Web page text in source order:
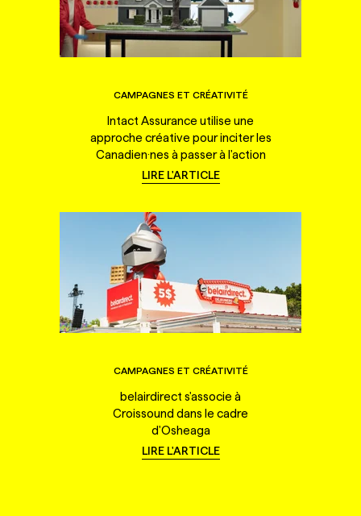
CAMPAGNES ET CRÉATIVITÉ
Intact Assurance utilise une
approche créative pour inciter les
Canadien·nes à passer à l'action
LIRE L'ARTICLE
CAMPAGNES ET CRÉATIVITÉ
belairdirect s'associe à
Croissound dans le cadre
d'Osheaga
LIRE L'ARTICLE